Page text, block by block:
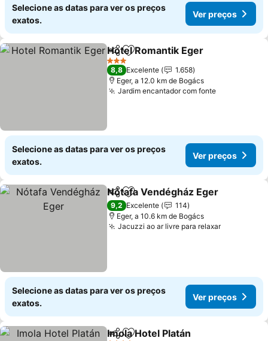
Selecione as datas para ver os preços
exatos.
Ver preços
PartilharAdicionar aos favoritos
Hotel Romantik Eger
3 Estrelas
8,8 Excelente
1.658
Eger, a 12.0 km de Bogács
Jardim encantador com fonte
Selecione as datas para ver os preços
exatos.
Ver preços
PartilharAdicionar aos favoritos
Nótafa Vendégház Eger
9,2 Excelente
114
Eger, a 10.6 km de Bogács
Jacuzzi ao ar livre para relaxar
Selecione as datas para ver os preços
exatos.
Ver preços
Partilhar
Imola Hotel Platán